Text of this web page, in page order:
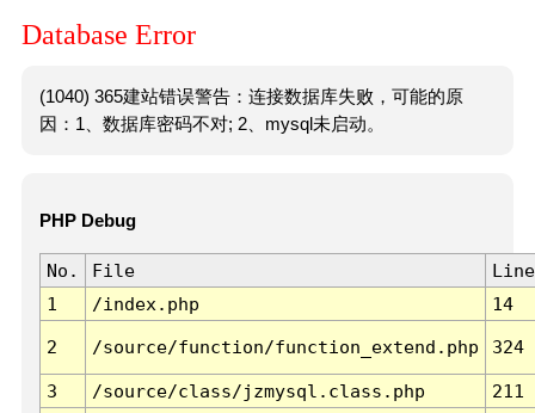
Database Error
(1040) 365建站错误警告：连接数据库失败，可能的原
因：1、数据库密码不对; 2、mysql未启动。
PHP Debug
No. File
Line
1
/index.php 14
2 /source/function/function_extend.php 324
3 /source/class/jzmysql.class.php
211